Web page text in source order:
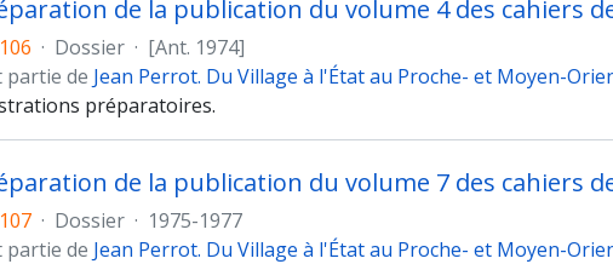
· Dossier · [Ant. 1974]
partie de Jean Perrot. Du Village à l'État au Proche- et Moyen-
préparatoires.
· Dossier · 1975-1977
partie de Jean Perrot. Du Village à l'État au Proche- et Moyen-